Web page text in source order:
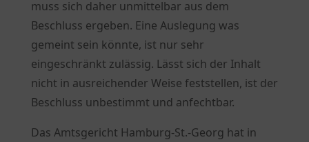
muss sich daher unmittelbar aus dem
Beschluss ergeben. Eine Auslegung was
gemeint sein könnte, ist nur sehr
eingeschränkt zulässig. Lässt sich der Inhalt
nicht in ausreichender Weise feststellen, ist der
Beschluss unbestimmt und anfechtbar.
Das Amtsgericht Hamburg-St.-Georg hat in